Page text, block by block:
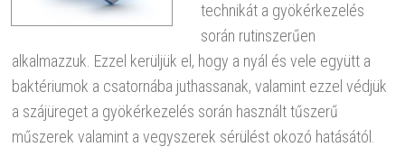
technikát a gyökérkezelés
során rutinszerűen
alkalmazzuk. Ezzel kerüljük el, hogy a nyál és vele együtt a
baktériumok a csatornába juthassanak, valamint ezzel védjük
a szájüreget a gyökérkezelés során használt tűszerű
műszerek valamint a vegyszerek sérülést okozó hatásától.